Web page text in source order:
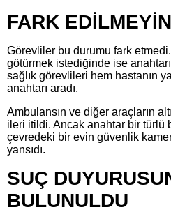
FARK
Görevliler bu durumu fark
götürmek istediğinde ise
sağlık görevlileri hem hastanın
anahtarı aradı.
Ambulansın ve diğer araçların
ileri itildi. Ancak anahtar bir türlü
çevredeki bir evin güvenlik
yansıdı.
SUÇ
BULUNULDU